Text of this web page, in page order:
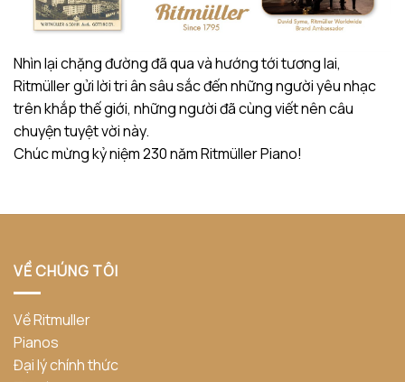
Nhìn lại chặng đường đã qua và hướng tới tương lai,
Ritmüller gửi lời tri ân sâu sắc đến những người yêu nhạc
trên khắp thế giới, những người đã cùng viết nên câu
chuyện tuyệt vời này.
Chúc mừng kỷ niệm 230 năm Ritmüller Piano!
VỀ CHÚNG TÔI
Về Ritmuller
Pianos
Đại lý chính thức